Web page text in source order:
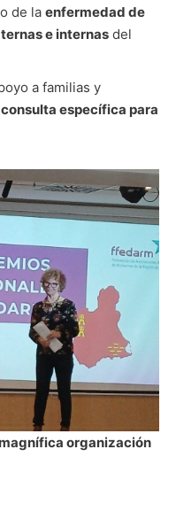
de la enfermedad de
e internasdel
a familias y
específica para
magnífica organización